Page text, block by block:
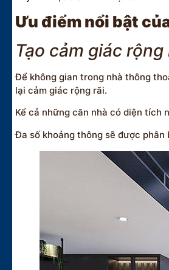
Ưu điểm nổi bật
Tạo cảm giác rộng
Để không gian trong nhà thông
lại cảm giác rộng rãi.
Kể cả những căn nhà có diện tích
Đa số khoảng thông sẽ được